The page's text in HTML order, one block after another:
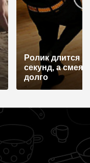
Ролик длится
секунд, а
долго